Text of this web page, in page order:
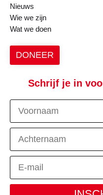
Nieuws
Wie we zijn
Wat we doen
DONEER
Schrijf je in